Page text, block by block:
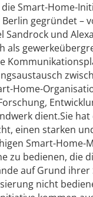
Smart-Home-
gegründet –
Sandrock und
als
Home-
dient.Sie hat
einen starken
Smart-Home-
zu bedienen, die
auf Grund
nicht